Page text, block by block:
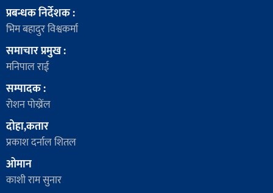
प्रबन्धक निर्देशक :
भिम बहादुर विश्वकर्मा
समाचार प्रमुख :
मनिपाल राई
सम्पादक :
रोशन पोख्रेंल
दोहा,कतार
प्रकाश दर्नाल शितल
ओमान
काशी राम सुनार